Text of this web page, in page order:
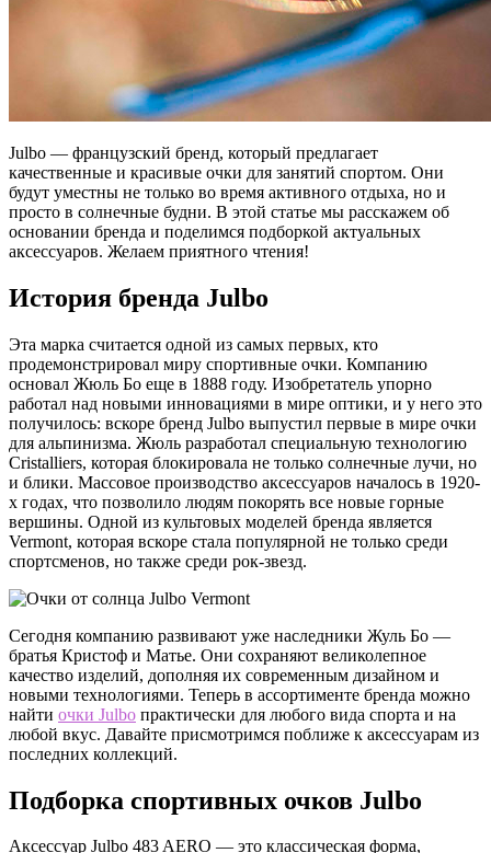
Julbo — французский бренд, который предлагает
качественные и красивые очки для занятий спортом. Они
будут уместны не только во время активного отдыха, но и
просто в солнечные будни. В этой статье мы расскажем об
основании бренда и поделимся подборкой актуальных
аксессуаров. Желаем приятного чтения!
История бренда Julbo
Эта марка считается одной из самых первых, кто
продемонстрировал миру спортивные очки. Компанию
основал Жюль Бо еще в 1888 году. Изобретатель упорно
работал над новыми инновациями в мире оптики, и у него это
получилось: вскоре бренд Julbo выпустил первые в мире очки
для альпинизма. Жюль разработал специальную технологию
Cristalliers, которая блокировала не только солнечные лучи, но
и блики. Массовое производство аксессуаров началось в 1920-
х годах, что позволило людям покорять все новые горные
вершины. Одной из культовых моделей бренда является
Vermont, которая вскоре стала популярной не только среди
спортсменов, но также среди рок-звезд.
Сегодня компанию развивают уже наследники Жуль Бо —
братья Кристоф и Матье. Они сохраняют великолепное
качество изделий, дополняя их современным дизайном и
новыми технологиями. Теперь в ассортименте бренда можно
найти очки Julbo практически для любого вида спорта и на
любой вкус. Давайте присмотримся поближе к аксессуарам из
последних коллекций.
Подборка спортивных очков Julbo
Аксессуар Julbo 483 AERO — это классическая форма,